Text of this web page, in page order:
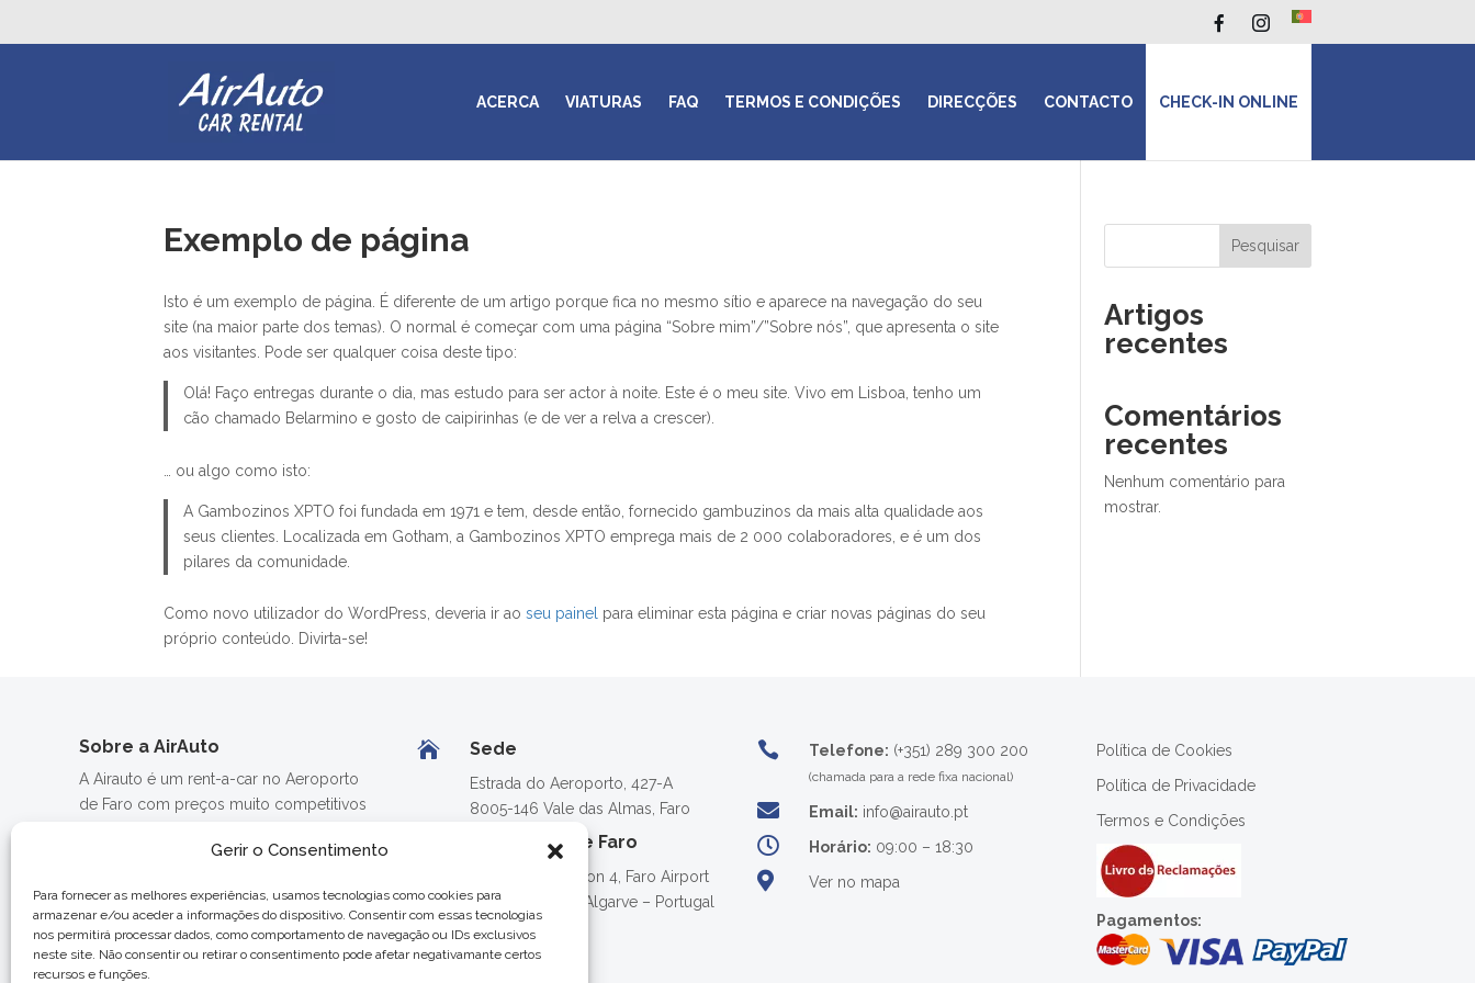
Gerir o Consentimento
Para fornecer as melhores experiências, usamos tecnologias como cookies para
armazenar e/ou aceder a informações do dispositivo. Consentir com essas tecnologias
nos permitirá processar dados, como comportamento de navegação ou IDs exclusivos
neste site. Não consentir ou retirar o consentimento pode afetar negativamante certos
recursos e funções.
ACERCA VIATURAS FAQ TERMOS E CONDIÇÕES DIRECÇÕES CONTACTO CHECK-IN ONLINE
Exemplo de página
Isto é um exemplo de página. É diferente de um artigo porque fica no mesmo sítio e aparece na navegação do seu
site (na maior parte dos temas). O normal é começar com uma página “Sobre mim”/”Sobre nós”, que apresenta o site
aos visitantes. Pode ser qualquer coisa deste tipo:
Olá! Faço entregas durante o dia, mas estudo para ser actor à noite. Este é o meu site. Vivo em Lisboa, tenho um
cão chamado Belarmino e gosto de caipirinhas (e de ver a relva a crescer).
… ou algo como isto:
A Gambozinos XPTO foi fundada em 1971 e tem, desde então, fornecido gambuzinos da mais alta qualidade aos
seus clientes. Localizada em Gotham, a Gambozinos XPTO emprega mais de 2 000 colaboradores, e é um dos
pilares da comunidade.
Como novo utilizador do WordPress, deveria ir aoseu painel para eliminar esta página e criar novas páginas do seu
próprio conteúdo. Divirta-se!
Pesquisar
Artigos
recentes
Comentários
recentes
Nenhum comentário para
mostrar.
Sobre a AirAuto
A Airauto é um rent-a-car no Aeroporto
de Faro com preços muito competitivos
Dispomos de uma frota diversificada com
Assim que aterrar, a sua viatura estará
pronta.
 Sede
Estrada do Aeroporto, 427-A
8005-146 Vale das Almas, Faro
Aeroporto de Faro
Rua Samuel Gacon 4, Faro Airport
8005-282 Faro, Algarve – Portugal
 Telefone: (+351) 289 300 200
(chamada para a rede fixa nacional)
 Email: info@airauto.pt
 Horário: 09:00 – 18:30
 Ver no mapa
Política de Cookies
Política de Privacidade
Termos e Condições
Pagamentos: